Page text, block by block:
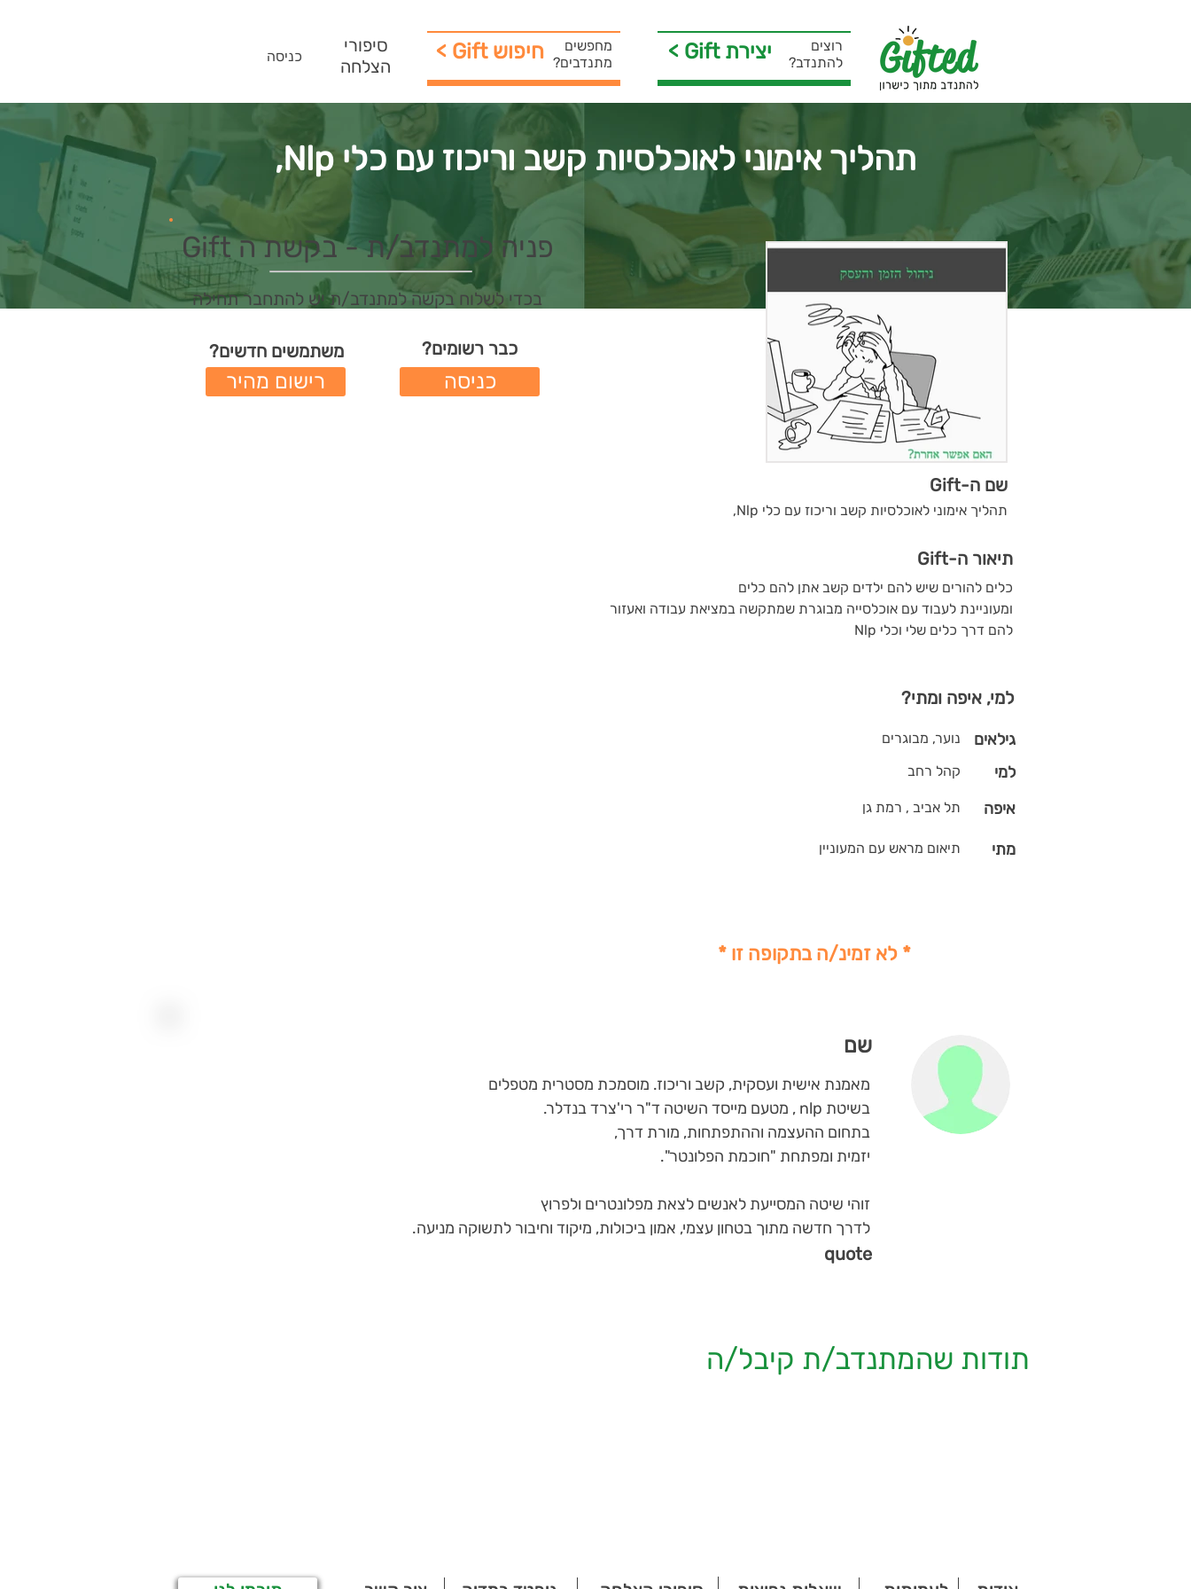
כניסה
סיפורי
הצלחה
מחפשים
מתנדבים? < Gift חיפוש < Gift יצירת
רוצים
להתנדב?
תהליך אימוני לאוכלסיות קשב וריכוז עם כלי Nlp,
שם ה-Gift
תהליך אימוני לאוכלסיות קשב וריכוז עם כלי Nlp,
תיאור ה-Gift
כלים להורים שיש להם ילדים קשב אתן להם כלים
ומעוניינת לעבוד עם אוכלסייה מבוגרת שמתקשה במציאת עבודה ואעזור
להם דרך כלים שלי וכלי Nlp
למי, איפה ומתי?
נוער, מבוגרים גילאים
קהל רחב למי
תל אביב , רמת גן איפה
תיאום מראש עם המעוניין מתי
* לא זמינ/ה בתקופה זו *
פניה למתנדב/ת - בקשת ה Gift
בכדי לשלוח בקשה למתנדב/ת יש להתחבר תחילה
משתמשים חדשים?
רישום מהיר
כבר רשומים?
כניסה
שם
מאמנת אישית ועסקית, קשב וריכוז. מוסמכת מסטרית מטפלים
בשיטת nlp , מטעם מייסד השיטה ד"ר רי'צרד בנדלר.
בתחום ההעצמה וההתפתחות, מורת דרך,
יזמית ומפתחת "חוכמת הפלונטר".
זוהי שיטה המסייעת לאנשים לצאת מפלונטרים ולפרוץ
לדרך חדשה מתוך בטחון עצמי, אמון ביכולות, מיקוד וחיבור לתשוקה מניעה.
quote
תודות שהמתנדב/ת קיבל/ה